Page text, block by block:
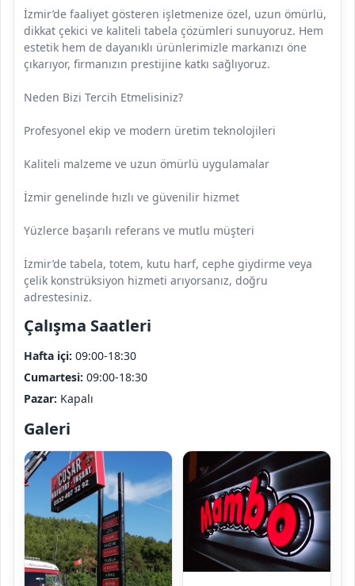
İzmir’de faaliyet gösteren işletmenize özel, uzun ömürlü,
dikkat çekici ve kaliteli tabela çözümleri sunuyoruz. Hem
estetik hem de dayanıklı ürünlerimizle markanızı öne
çıkarıyor, firmanızın prestijine katkı sağlıyoruz.
Neden Bizi Tercih Etmelisiniz?
Profesyonel ekip ve modern üretim teknolojileri
Kaliteli malzeme ve uzun ömürlü uygulamalar
İzmir genelinde hızlı ve güvenilir hizmet
Yüzlerce başarılı referans ve mutlu müşteri
İzmir’de tabela, totem, kutu harf, cephe giydirme veya
çelik konstrüksiyon hizmeti arıyorsanız, doğru
adrestesiniz.
Çalışma Saatleri
Hafta içi: 09:00-18:30
Cumartesi: 09:00-18:30
Pazar: Kapalı
Galeri